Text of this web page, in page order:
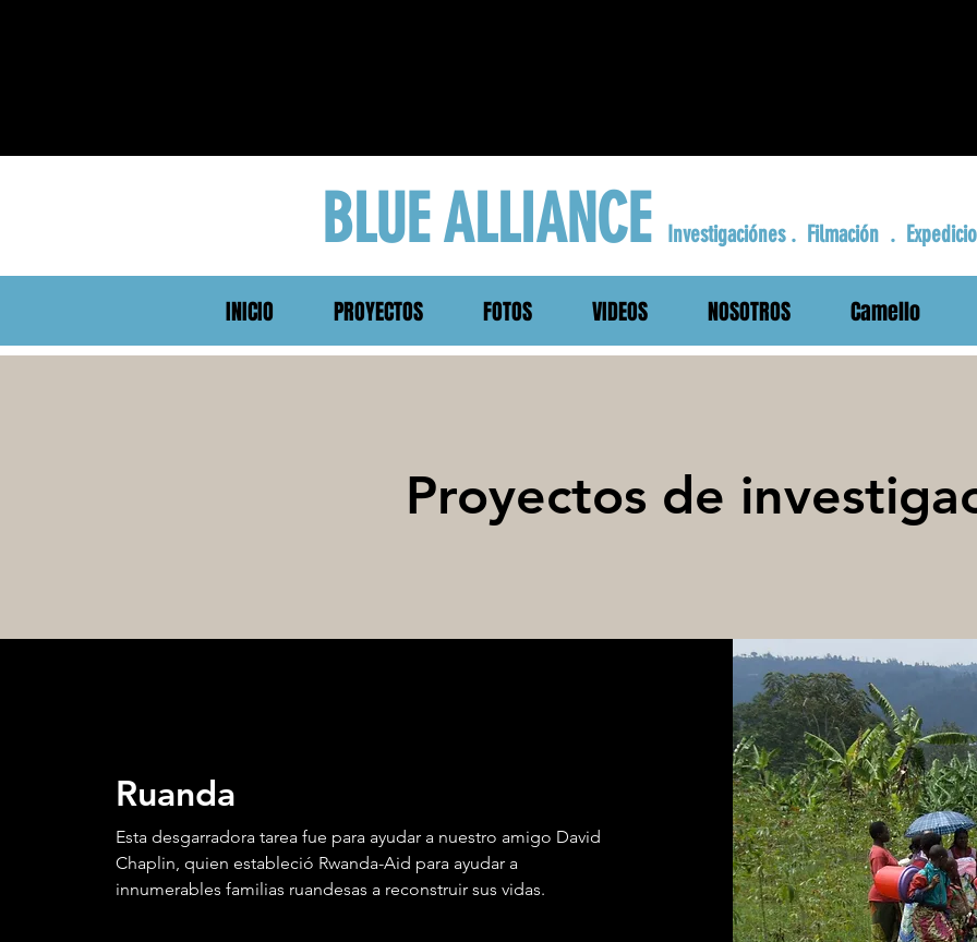
BLUE ALLIANCE Investigaciónes . Filmación .
INICIO PROYECTOS FOTOS VIDEOS NOSOTROS Camello
Proyectos de
Ruanda
Esta desgarradora tarea fue para ayudar a nuestro amigo David
Chaplin, quien estableció Rwanda-Aid para ayudar a
innumerables familias ruandesas a reconstruir sus vidas.